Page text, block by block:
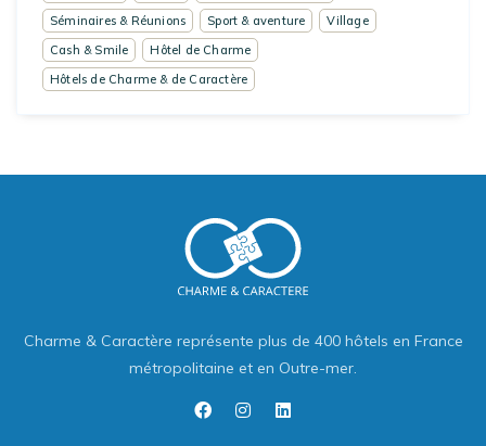
Séminaires & Réunions
Sport & aventure
Village
Cash & Smile
Hôtel de Charme
Hôtels de Charme & de Caractère
Charme & Caractère représente plus de 400 hôtels en France
métropolitaine et en Outre-mer.